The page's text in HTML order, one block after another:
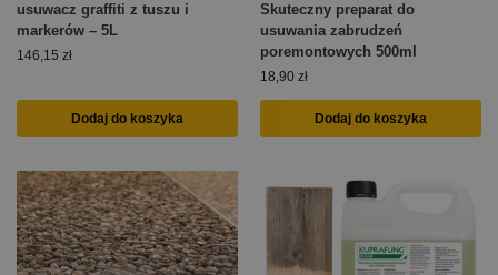
usuwacz graffiti z tuszu i
markerów – 5L
146,15 zł
Dodaj do koszyka
Skuteczny preparat do
usuwania zabrudzeń
poremontowych 500ml
18,90 zł
Dodaj do koszyka